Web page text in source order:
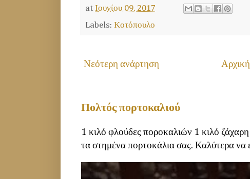
atΙουνίου 09, 2017
Labels: Κοτόπουλο
Νεότερη ανάρτηση
Πολτός πορτοκαλιού
1 κιλό φλούδες ποροκαλιών 1 κιλό
τα στημένα πορτοκάλια σας. Καλύτερα να